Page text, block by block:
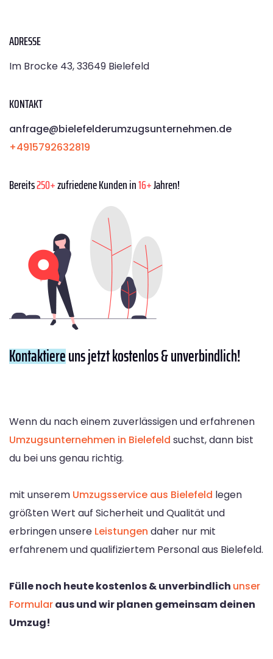
ADRESSE
Im Brocke 43, 33649 Bielefeld
KONTAKT
anfrage@bielefelderumzugsunternehmen.de
+4915792632819
Bereits250+zufriedene Kunden in16+Jahren!
Kontaktiereuns jetzt kostenlos & unverbindlich!
Wenn du nach einem zuverlässigen und erfahrenen
Umzugsunternehmen in Bielefeld suchst, dann bist
du bei uns genau richtig.
mit unserem Umzugsservice aus Bielefeld legen
größten Wert auf Sicherheit und Qualität und
erbringen unsere Leistungen daher nur mit
erfahrenem und qualifiziertem Personal aus Bielefeld.
Fülle noch heute kostenlos & unverbindlich unser
Formularaus und wir planen gemeinsam deinen
Umzug!